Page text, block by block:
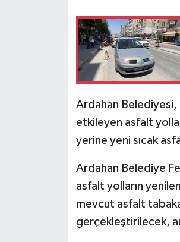
Ardahan Belediyesi,
etkileyen asfalt
yerine yeni sıcak
Ardahan Belediye
asfalt yolların
mevcut asfalt
gerçekleştirilecek,